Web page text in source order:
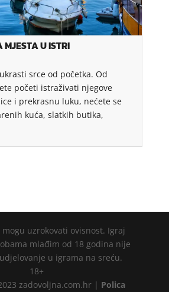
U ISTRI
srce od početka. Od
početi istraživati ​​njegove
i prekrasnu luku, nećete se
kuća, slatkih butika,
uzrokovati ovisnost. Igraj
mlađim od 18 godina nije
u igrama na sreću.
18+
zadovoljna.com.hr | Polica